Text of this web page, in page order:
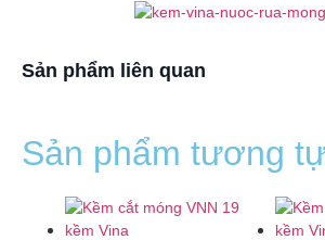
Sản phẩm liên quan
Sản phẩm tương